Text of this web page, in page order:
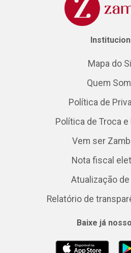
Mapa do
Quem
Política de
Política de Troca
Vem ser
Nota fiscal
Atualização
Relatório de
Baixe já